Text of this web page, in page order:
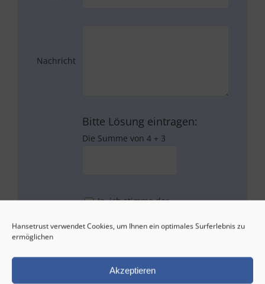
Hansetrust verwendet Cookies, um Ihnen ein optimales Surferlebnis zu
ermöglichen
Akzeptieren
Nachricht
Bitte Lösung eintragen:
Die Summe von 4 + 3
Ja, ich stimme der